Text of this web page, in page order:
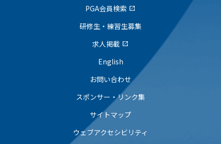
PGA会員検索 open_in_new
研修生・練習生募集
求人掲載 open_in_new
English
お問い合わせ
スポンサー・リンク集
サイトマップ
ウェブアクセシビリティ